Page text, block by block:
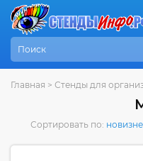
Главная > Стенды для
Сортировать по: новизне